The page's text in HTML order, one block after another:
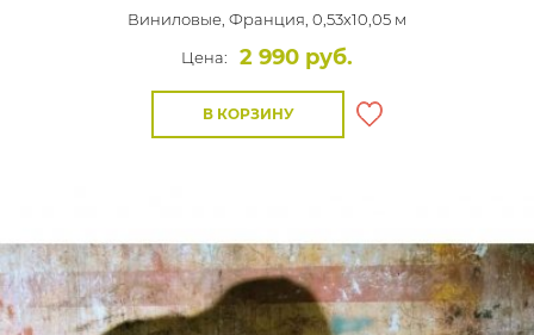
Виниловые, Франция, 0,53x10,05 м
Цена:
2 990 руб.
В КОРЗИНУ